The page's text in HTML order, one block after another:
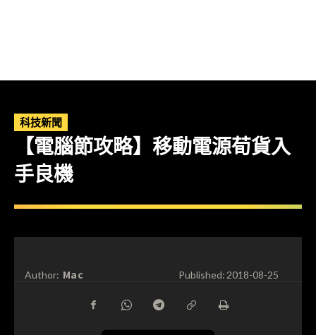
科技新聞
【電腦節攻略】移動電源荀貨入
手良機
Author: Mac Published:2018-08-25